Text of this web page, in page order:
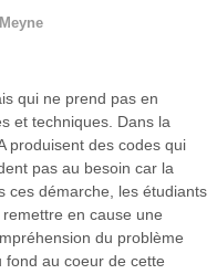
qui ne prend pas en
et techniques. Dans la
produisent des codes qui
pas au besoin car la
ces démarche, les étudiants
en cause une
du problème
fond au coeur de cette